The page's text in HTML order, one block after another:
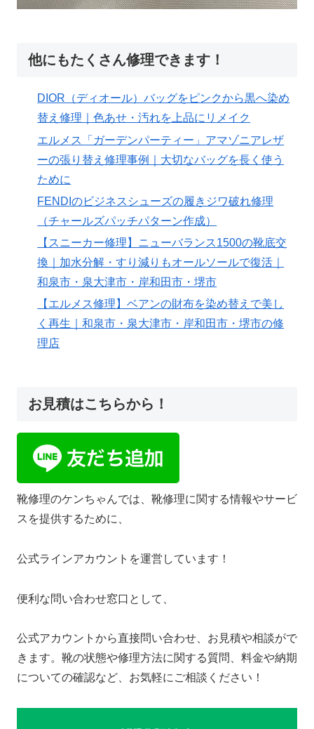
他にもたくさん修理できます！
DIOR（ディオール）バッグをピンクから黒へ染め
替え修理｜色あせ・汚れを上品にリメイク
エルメス「ガーデンパーティー」アマゾニアレザ
ーの張り替え修理事例｜大切なバッグを長く使う
ために
FENDIのビジネスシューズの履きジワ破れ修理
（チャールズパッチパターン作成）
【スニーカー修理】ニューバランス1500の靴底交
換｜加水分解・すり減りもオールソールで復活｜
和泉市・泉大津市・岸和田市・堺市
【エルメス修理】ベアンの財布を染め替えで美し
く再生｜和泉市・泉大津市・岸和田市・堺市の修
理店
お見積はこちらから！
靴修理のケンちゃんでは、靴修理に関する情報やサービ
スを提供するために、
公式ラインアカウントを運営しています！
便利な問い合わせ窓口として、
公式アカウントから直接問い合わせ、お見積や相談がで
きます。靴の状態や修理方法に関する質問、料金や納期
についての確認など、お気軽にご相談ください！